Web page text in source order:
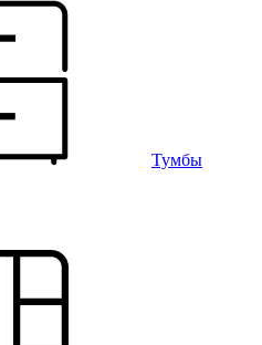
Тумбы